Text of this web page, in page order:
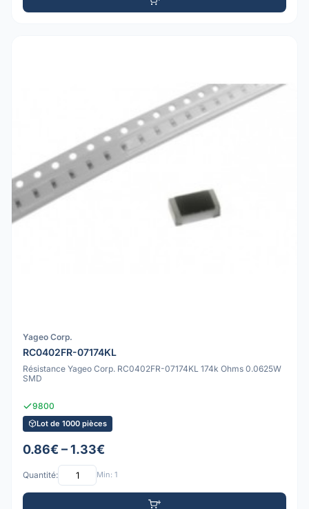
Yageo Corp.
RC0402FR-07174KL
Résistance Yageo Corp. RC0402FR-07174KL 174k Ohms 0.0625W
SMD
9800
Lot de 1000 pièces
0.86€ – 1.33€
Quantité: Min: 1